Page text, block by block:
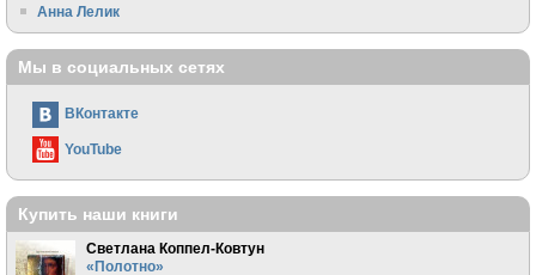
Анна Лелик
Мы в социальных сетях
ВКонтакте
YouTube
Купить наши книги
Светлана Коппел-Ковтун
«Полотно»